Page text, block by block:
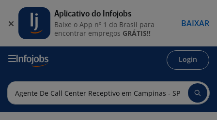
Login
Aplicativo do Infojobs
Baixe o App nº 1 do Brasil para
encontrar empregos GRÁTIS!!
BAIXAR